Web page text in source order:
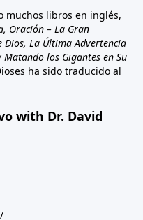
muchos libros en inglés,
Oración – La Gran
Dios, La Última Advertencia
Matando los Gigantes en Su
ha sido traducido al
with Dr. David